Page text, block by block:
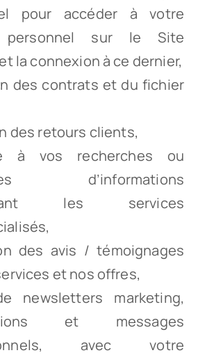
pour accéder à votre
personnel sur le Site
la connexion à ce dernier,
des contrats et du fichier
des retours clients,
à vos recherches ou
d’informations
les services
des avis / témoignages
et nos offres,
newsletters marketing,
et messages
avec votre